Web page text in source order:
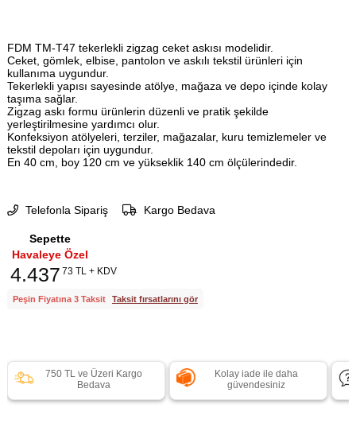
FDM TM-T47 tekerlekli zigzag ceket askısı modelidir.
Ceket, gömlek, elbise, pantolon ve askılı tekstil ürünleri için
kullanıma uygundur.
Tekerlekli yapısı sayesinde atölye, mağaza ve depo içinde kolay
taşıma sağlar.
Zigzag askı formu ürünlerin düzenli ve pratik şekilde
yerleştirilmesine yardımcı olur.
Konfeksiyon atölyeleri, terziler, mağazalar, kuru temizlemeler ve
tekstil depoları için uygundur.
En 40 cm, boy 120 cm ve yükseklik 140 cm ölçülerindedir.
Telefonla Sipariş Kargo Bedava
Sepette
Havaleye Özel
4.437 73 TL + KDV
Peşin Fiyatına 3 Taksit Taksit fırsatlarını gör
750 TL ve Üzeri Kargo
Bedava
Kolay iade ile daha
güvendesiniz